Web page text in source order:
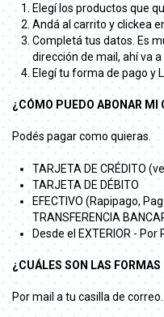
Elegí los productos que
Andá al carrito y clickea
Completá tus datos. Es
dirección de mail, ahí va a
Elegí tu forma de pago y
¿CÓMO PUEDO ABONAR MI
Podés pagar como quieras.
TARJETA DE CRÉDITO
TARJETA DE DÉBITO
EFECTIVO (Rapipago,
TRANSFERENCIA
Desde el EXTERIOR - Por
¿CUÁLES SON LAS FORMAS
Por mail a tu casilla de correo.